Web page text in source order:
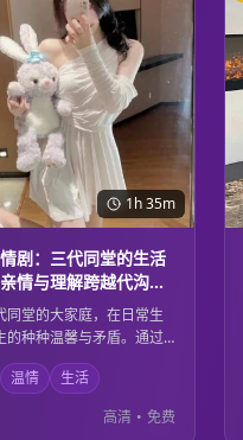
1h 35m
剧：三代同堂的生活
情与理解跨越代沟的
同堂的大家庭，在日常生
的种种温馨与矛盾。通过
层的视角，展现了家庭成
深厚亲情，以及如何在理
中化解代沟，共同面对生
。真实而感人的家庭故
温情
生活
高清 • 免费